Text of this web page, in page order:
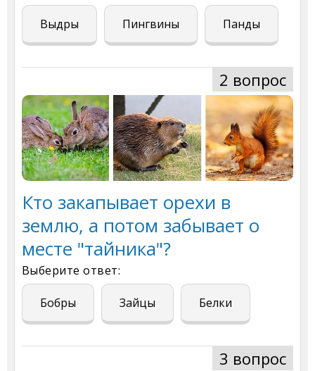
Выдры Пингвины Панды
2 вопрос
Кто закапывает орехи в
землю, а потом забывает о
месте "тайника"?
Выберите ответ:
Бобры Зайцы Белки
3 вопрос